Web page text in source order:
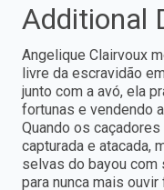
Additional
Angelique Clairvoux
livre da escravidão
junto com a avó, ela
fortunas e vendendo
Quando os
capturada e atacada,
selvas do bayou com
para nunca mais